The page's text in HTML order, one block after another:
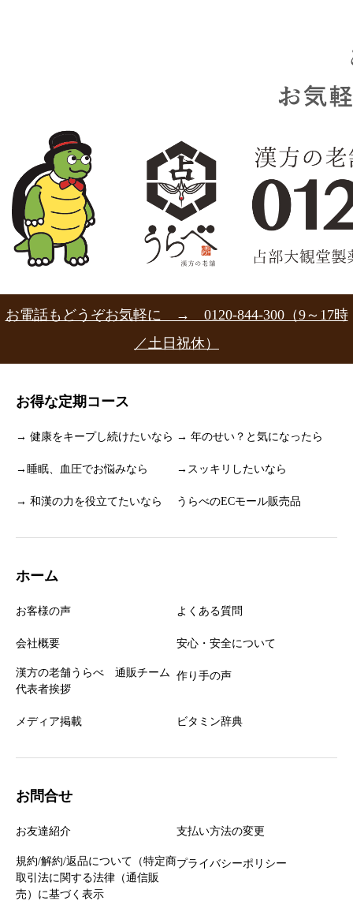
お電話もどうぞお気軽に → 0120-844-300（9～17時
／土日祝休）
お得な定期コース
→ 健康をキープし続けたいなら → 年のせい？と気になったら
→睡眠、血圧でお悩みなら →スッキリしたいなら
→ 和漢の力を役立てたいなら うらべのECモール販売品
ホーム
お客様の声 よくある質問
会社概要 安心・安全について
漢方の老舗うらべ 通販チーム
代表者挨拶
作り手の声
メディア掲載 ビタミン辞典
お問合せ
お友達紹介 支払い方法の変更
規約/解約/返品について（特定商
取引法に関する法律（通信販
売）に基づく表示
プライバシーポリシー